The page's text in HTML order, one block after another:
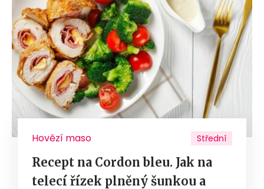
Hovězí maso Střední
Recept na Cordon bleu. Jak na
telecí řízek plněný šunkou a